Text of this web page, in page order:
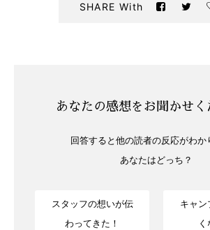
SHARE With
あなたの感想をお聞かせく
回答すると他の読者の反応がわか
あなたはどっち？
スタッフの想いが伝
わってきた！
キャン
く